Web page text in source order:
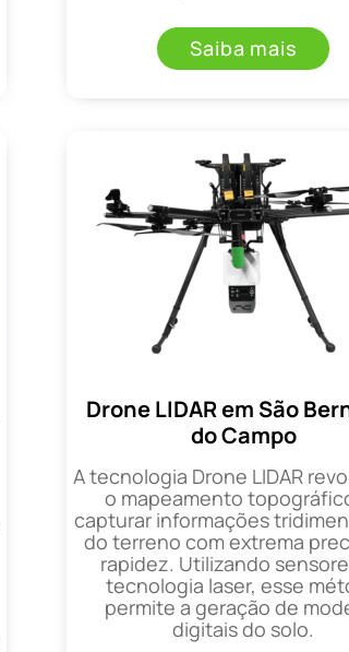
Saiba mais
Drone LIDAR em São
do Campo
A tecnologia Drone LIDAR
o mapeamento
capturar informações
do terreno com extrema
rapidez. Utilizando
tecnologia laser, esse
permite a geração de
digitais do solo.